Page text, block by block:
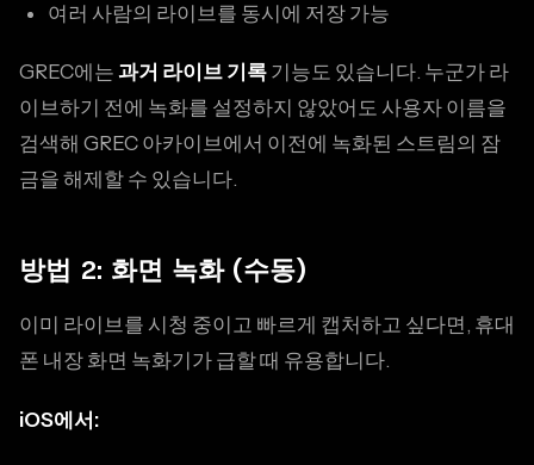
여러 사람의 라이브를 동시에 저장 가능
GREC에는 과거 라이브 기록 기능도 있습니다. 누군가 라
이브하기 전에 녹화를 설정하지 않았어도 사용자 이름을
검색해 GREC 아카이브에서 이전에 녹화된 스트림의 잠
금을 해제할 수 있습니다.
방법 2: 화면 녹화 (수동)
이미 라이브를 시청 중이고 빠르게 캡처하고 싶다면, 휴대
폰 내장 화면 녹화기가 급할 때 유용합니다.
iOS에서: